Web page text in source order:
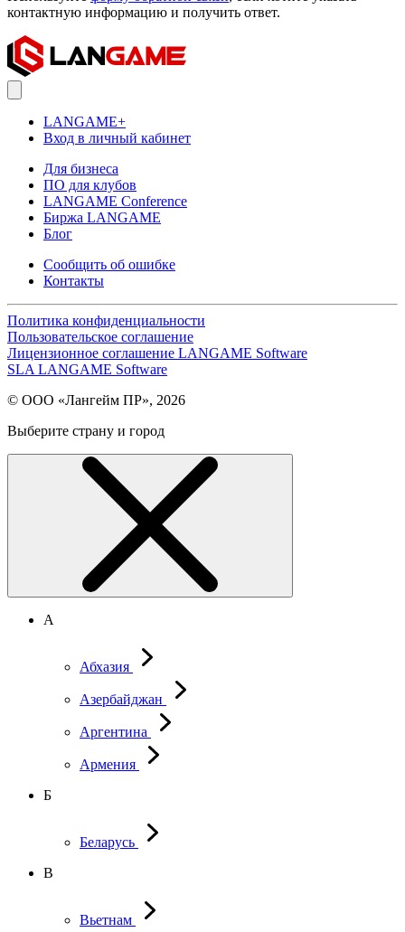
контактную информацию и получить ответ.
LANGAME+
Вход в личный кабинет
Для бизнеса
ПО для клубов
LANGAME Conference
Биржа LANGAME
Блог
Сообщить об ошибке
Контакты
Политика конфиденциальности
Пользовательское соглашение
Лицензионное соглашение LANGAME Software
SLA LANGAME Software
© ООО «Лангейм ПР», 2026
Выберите страну и город
А
Абхазия
Азербайджан
Аргентина
Армения
Б
Беларусь
В
Вьетнам